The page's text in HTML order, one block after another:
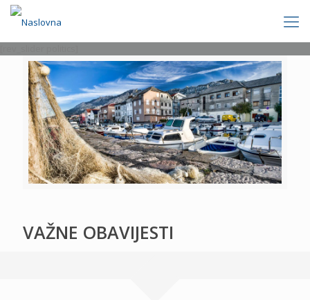
VAŽNE OBAVIJESTI